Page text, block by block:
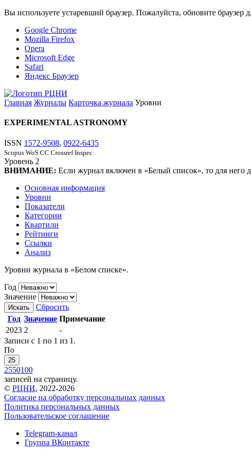
Вы используете устаревший браузер. Пожалуйста, обновите браузер
Google Chrome
Mozilla Firefox
Opera
Microsoft Edge
Safari
Яндекс Браузер
Главная Журналы Карточка журнала Уровни
EXPERIMENTAL ASTRONOMY
ISSN 1572-9508, 0922-6435
Scopus WoS CC Crossref Inspec
Уровень 2
ВНИМАНИЕ: Если журнал включен в «Белый список», то для него
Основная информация
Уровни
Показатели
Категории
Квартили
Рейтинги
Ссылки
Анализ
Уровни журнала в «Белом списке».
Год
Значение
Искать
Сбросить
Год Значение Примечание
2023 2
-
Записи с 1 по 1 из 1.
По
25
2550100
записей на страницу.
© РЦНИ, 2022-2026
Согласие на обработку персональных данных
Политика персональных данных
Пользовательское соглашение
Telegram-канал
Группа ВКонтакте